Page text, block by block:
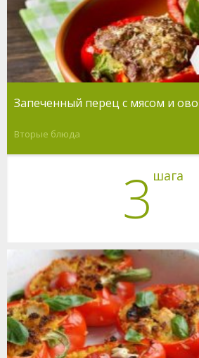
Запеченный перец с мясом и
Вторые блюда
3 шага